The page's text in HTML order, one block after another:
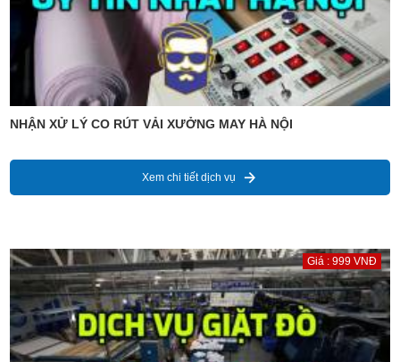
NHẬN XỬ LÝ CO RÚT VẢI XƯỞNG MAY HÀ NỘI
Xem chi tiết dịch vụ
Giá : 999 VNĐ